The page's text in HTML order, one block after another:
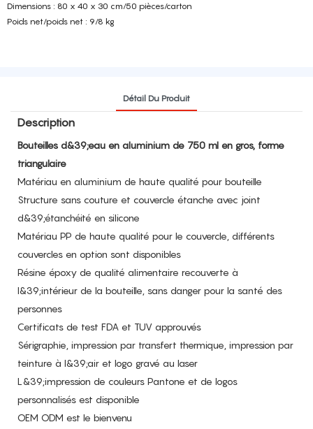
Dimensions : 80 x 40 x 30 cm/50 pièces/carton
Poids net/poids net : 9/8 kg
Détail Du Produit
Description
Bouteilles d&39;eau en aluminium de 750 ml en gros, forme
triangulaire
Matériau en aluminium de haute qualité pour bouteille
Structure sans couture et couvercle étanche avec joint
d&39;étanchéité en silicone
Matériau PP de haute qualité pour le couvercle, différents
couvercles en option sont disponibles
Résine époxy de qualité alimentaire recouverte à
l&39;intérieur de la bouteille, sans danger pour la santé des
personnes
Certificats de test FDA et TUV approuvés
Sérigraphie, impression par transfert thermique, impression par
teinture à l&39;air et logo gravé au laser
L&39;impression de couleurs Pantone et de logos
personnalisés est disponible
OEM ODM est le bienvenu